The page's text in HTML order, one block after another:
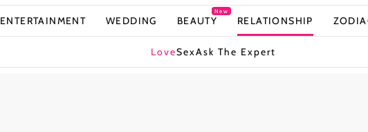
ENTERTAINMENT WEDDING BEAUTY
New
RELATIONSHIP
LoveSexAsk The Expert